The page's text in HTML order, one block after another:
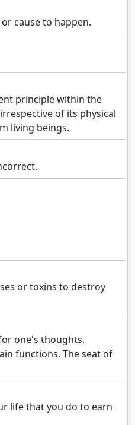
cause to happen.
principle within the
of its physical
living beings.
or toxins to destroy
one's thoughts,
functions. The seat of
life that you do to earn